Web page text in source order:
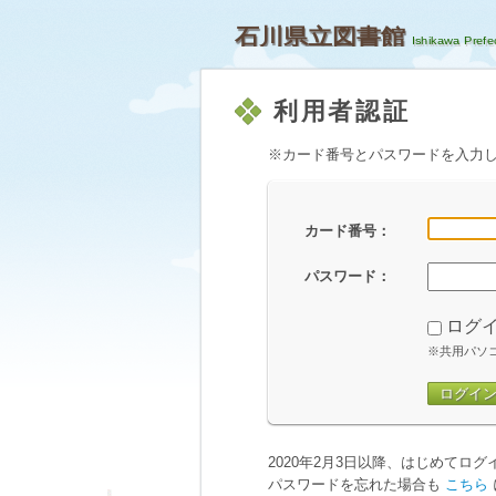
石川県立図書館
利用者認証
※カード番号とパスワードを入力
カード番号：
パスワード：
ログ
※共用パソ
ログイン
2020年2月3日以降、はじめてログ
パスワードを忘れた場合も こちら